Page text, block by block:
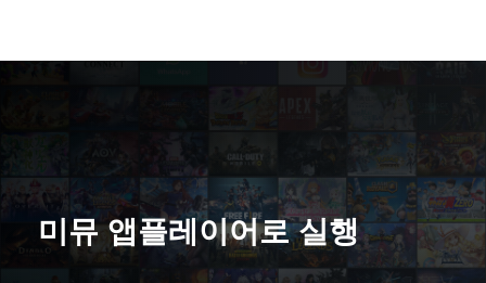
미뮤 앱플레이어로 실행